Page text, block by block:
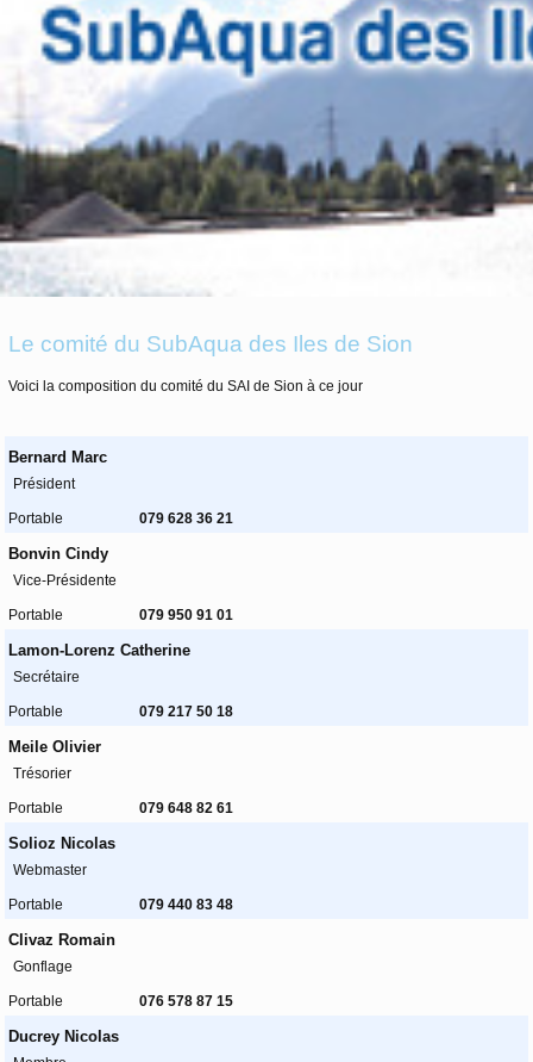
Le comité du SubAqua des Iles de Sion
Voici la composition du comité du SAI de Sion à ce jour
Bernard Marc
Président
Portable 079 628 36 21
Bonvin Cindy
Vice-Présidente
Portable 079 950 91 01
Lamon-Lorenz Catherine
Secrétaire
Portable 079 217 50 18
Meile Olivier
Trésorier
Portable 079 648 82 61
Solioz Nicolas
Webmaster
Portable 079 440 83 48
Clivaz Romain
Gonflage
Portable 076 578 87 15
Ducrey Nicolas